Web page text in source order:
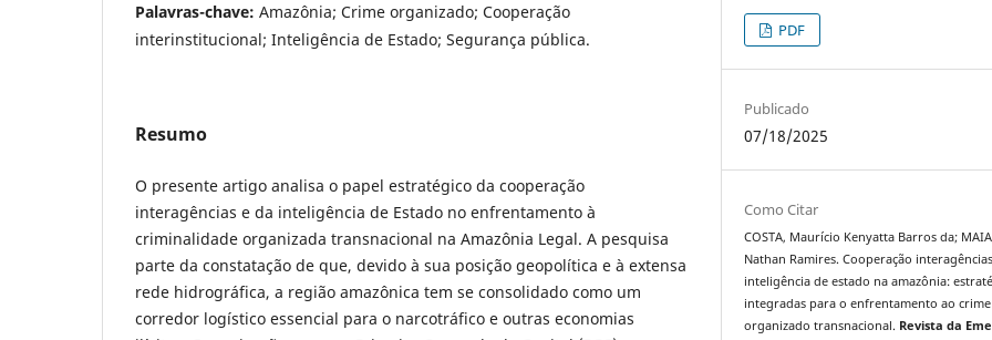
Palavras-chave: Amazônia; Crime organizado; Cooperação
interinstitucional; Inteligência de Estado; Segurança pública.
Resumo
O presente artigo analisa o papel estratégico da cooperação
interagências e da inteligência de Estado no enfrentamento à
criminalidade organizada transnacional na Amazônia Legal. A pesquisa
parte da constatação de que, devido à sua posição geopolítica e à extensa
rede hidrográfica, a região amazônica tem se consolidado como um
corredor logístico essencial para o narcotráfico e outras economias
PDF
Publicado
07/18/2025
Como Citar
COSTA, Maurício Kenyatta Barros da;
Nathan Ramires. Cooperação
inteligência de estado na amazônia:
integradas para o enfrentamento ao crime
organizado transnacional. Revista da